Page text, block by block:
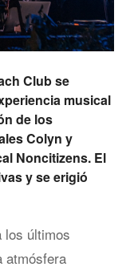
Club se
musical
de los
Colyn y
Noncitizens. El
y se erigió
los últimos
atmósfera